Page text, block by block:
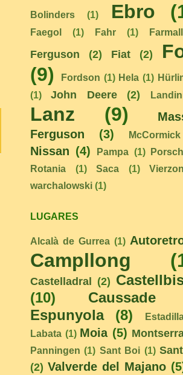
Bolinders (1) Ebro
Faegol (1) Fahr (1) Farmall
Ferguson (2) Fiat (2)
(9)
Fordson (1) Hela (1)
(1)
John Deere (2)
Lanz (9)
Ferguson
(3) McCormick
Nissan (4) Pampa (1)
Rotania
(1) Saca (1) Vierzon
warchalowski (1)
LUGARES
Alcalà de Gurrea (1)
Campllong
Castelladral (2)
(10)
Caussade
Espunyola
(8)
Labata (1) Moia (5)
Panningen (1) Sant Boi (1)
(2) Valverde del Majano